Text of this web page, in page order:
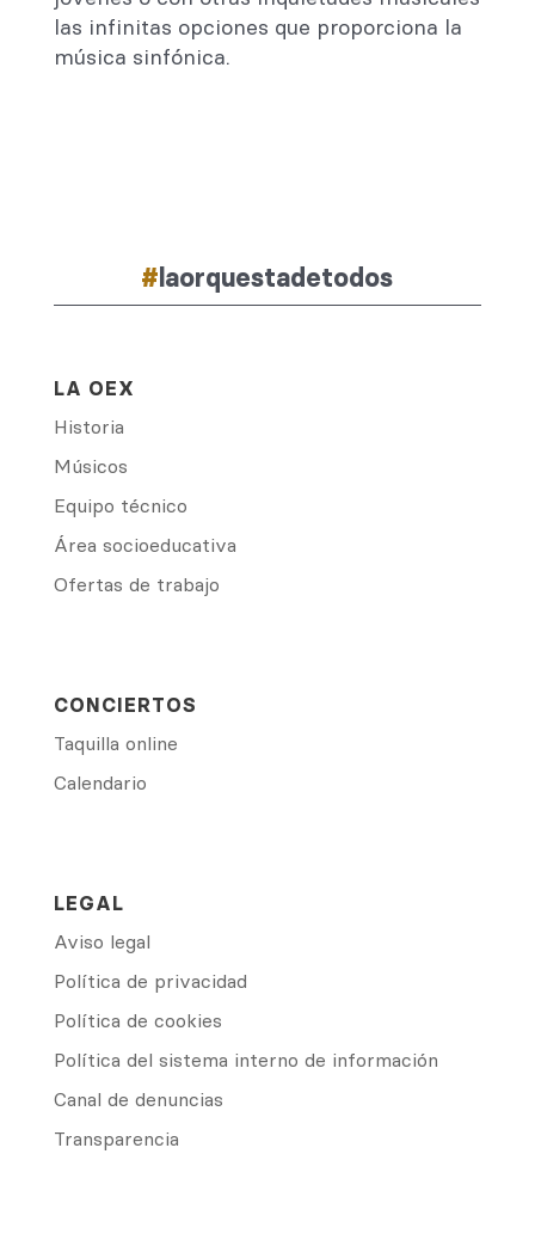
las infinitas opciones que proporciona la
música sinfónica.
#laorquestadetodos
LA OEX
Historia
Músicos
Equipo técnico
Área socioeducativa
Ofertas de trabajo
CONCIERTOS
Taquilla online
Calendario
LEGAL
Aviso legal
Política de privacidad
Política de cookies
Política del sistema interno de información
Canal de denuncias
Transparencia